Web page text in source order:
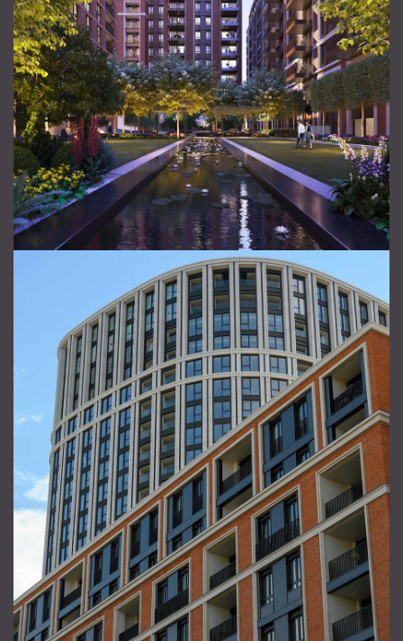
Телефон*
Ваше сообщение*